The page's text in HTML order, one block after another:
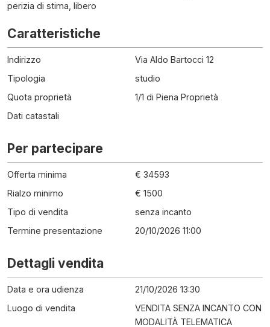
perizia di stima, libero
Caratteristiche
Indirizzo
Via Aldo Bartocci 12
Tipologia
studio
Quota proprietà
1/1 di Piena Proprietà
Dati catastali
Per partecipare
Offerta minima
€ 34593
Rialzo minimo
€ 1500
Tipo di vendita
senza incanto
Termine presentazione
20/10/2026 11:00
Dettagli vendita
Data e ora udienza
21/10/2026 13:30
Luogo di vendita
VENDITA SENZA INCANTO CON
MODALITÀ TELEMATICA